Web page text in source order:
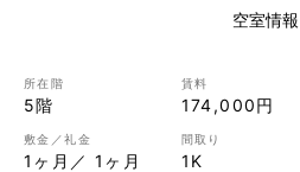
空室情報
5階 174,000円
1ヶ月／ 1ヶ月 1K